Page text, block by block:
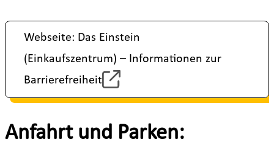
Webseite: Das Einstein
(Einkaufszentrum) – Informationen zur
Barrierefreiheit
Anfahrt und Parken: